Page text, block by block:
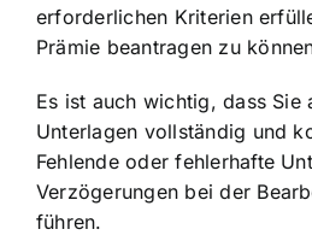
erforderlichen Kriterien
Prämie beantragen zu
Es ist auch wichtig, dass Sie
Unterlagen vollständig und
Fehlende oder fehlerhafte
Verzögerungen bei der
führen.